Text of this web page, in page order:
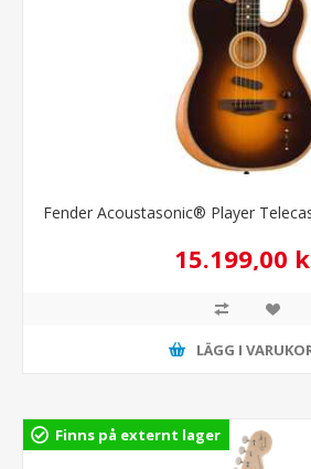
Fender Acoustasonic® Player
15.199,00
LÄGG I
Finns på externt lager